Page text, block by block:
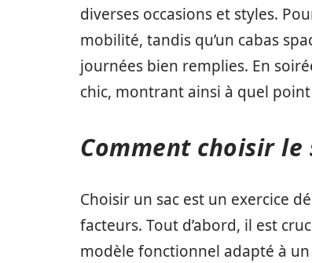
diverses occasions et styles.
mobilité, tandis qu’un cabas
journées bien remplies. En
chic, montrant ainsi à quel
Comment choisir le
Choisir un sac est un exercice
facteurs. Tout d’abord, il est
modèle fonctionnel adapté à